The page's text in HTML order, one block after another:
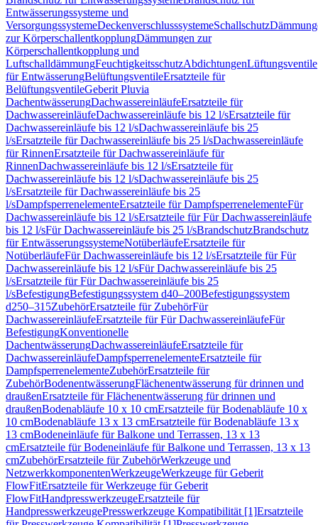
Entwässerungssysteme und
VersorgungssystemeDeckenverschlusssystemeSchallschutz
zur KörperschallentkopplungDämmungen zur
Körperschallentkopplung und
LuftschalldämmungFeuchtigkeitsschutzAbdichtungenLüftungsventile
für EntwässerungBelüftungsventileErsatzteile für
BelüftungsventileGeberit Pluvia
DachentwässerungDachwassereinläufeErsatzteile für
DachwassereinläufeDachwassereinläufe bis 12 l/sErsatzteile für
Dachwassereinläufe bis 12 l/sDachwassereinläufe bis 25
l/sErsatzteile für Dachwassereinläufe bis 25 l/sDachwassereinläufe
für RinnenErsatzteile für Dachwassereinläufe für
RinnenDachwassereinläufe bis 12 l/sErsatzteile für
Dachwassereinläufe bis 12 l/sDachwassereinläufe bis 25
l/sErsatzteile für Dachwassereinläufe bis 25
l/sDampfsperrenelementeErsatzteile für DampfsperrenelementeFür
Dachwassereinläufe bis 12 l/sErsatzteile für Für Dachwassereinläufe
bis 12 l/sFür Dachwassereinläufe bis 25 l/sBrandschutzBrandschutz
für EntwässerungssystemeNotüberläufeErsatzteile für
NotüberläufeFür Dachwassereinläufe bis 12 l/sErsatzteile für Für
Dachwassereinläufe bis 12 l/sFür Dachwassereinläufe bis 25
l/sErsatzteile für Für Dachwassereinläufe bis 25
l/sBefestigungBefestigungssystem d40–200Befestigungssystem
d250–315ZubehörErsatzteile für ZubehörFür
DachwassereinläufeErsatzteile für Für DachwassereinläufeFür
BefestigungKonventionelle
DachentwässerungDachwassereinläufeErsatzteile für
DachwassereinläufeDampfsperrenelementeErsatzteile für
DampfsperrenelementeZubehörErsatzteile für
ZubehörBodenentwässerungFlächenentwässerung für drinnen und
draußenErsatzteile für Flächenentwässerung für drinnen und
draußenBodenabläufe 10 x 10 cmErsatzteile für Bodenabläufe 10 x
10 cmBodenabläufe 13 x 13 cmErsatzteile für Bodenabläufe 13 x
13 cmBodeneinläufe für Balkone und Terrassen, 13 x 13
cmErsatzteile für Bodeneinläufe für Balkone und Terrassen, 13 x 13
cmZubehörErsatzteile für ZubehörWerkzeuge und
NetzwerkkomponentenWerkzeugeWerkzeuge für Geberit
FlowFitErsatzteile für Werkzeuge für Geberit
FlowFitHandpresswerkzeugeErsatzteile für
HandpresswerkzeugePresswerkzeuge Kompatibilität [1]Ersatzteile